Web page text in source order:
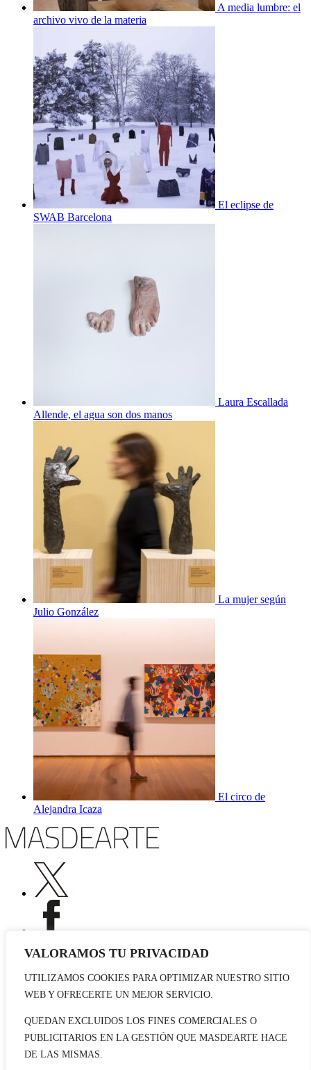
VALORAMOS TU PRIVACIDAD
UTILIZAMOS COOKIES PARA OPTIMIZAR NUESTRO SITIO
WEB Y OFRECERTE UN MEJOR SERVICIO.
QUEDAN EXCLUIDOS LOS FINES COMERCIALES O
PUBLICITARIOS EN LA GESTIÓN QUE MASDEARTE HACE
DE LAS MISMAS.
A media lumbre: el
archivo vivo de la materia
El eclipse de
SWAB Barcelona
Laura Escallada
Allende, el agua son dos manos
La mujer según
Julio González
El circo de
Alejandra Icaza
Publicidad
Contacto
© 2026 masdearte. Información de exposiciones, museos y artistas